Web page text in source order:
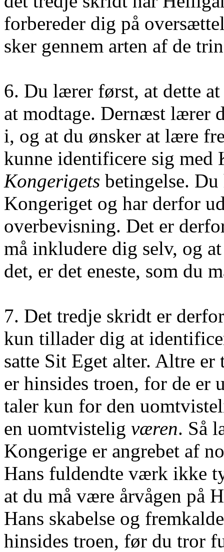
forbereder dig på
sker gennem arten af de
6. Du lærer først, at dette
at modtage. Dernæst lærer
i, og at du ønsker at lære
kunne identificere sig med
Kongerigets betingelse.
Kongeriget og har derfor
overbevisning. Det er
må inkludere dig selv, og
det, er det eneste, som du
7. Det tredje skridt er
kun tillader dig at
satte Sit Eget alter. Altre
er hinsides troen, for de er
taler kun for den
en uomtvistelig væren. Så
Kongerige er angrebet af
Hans fuldendte værk ikke
at du må være årvågen på
Hans skabelse og
hinsides troen, før du tror